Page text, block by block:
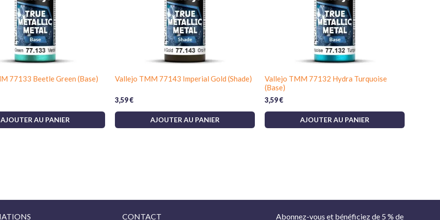
77133 Beetle Green (Base)
AJOUTER AU PANIER
Vallejo TMM 77143 Imperial Gold (Shade)
3,59€
AJOUTER AU PANIER
Vallejo TMM 77132 Hydra Turquoise
(Base)
3,59€
AJOUTER AU PANIER
CONTACT Abonnez-vous et bénéficiez de 5 % de